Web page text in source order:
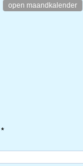
open maandkalender